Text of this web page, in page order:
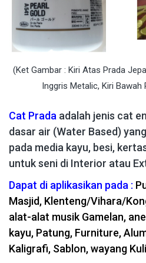
(Ket Gambar : Kiri Atas Prada
Inggris Metalic, Kiri Bawah
Cat Prada adalah jenis cat
dasar air (Water Based)
pada media kayu, besi,
untuk seni di Interior atau
Dapat di aplikasikan pada :
Masjid, Klenteng/Vihara/
alat-alat musik Gamelan,
kayu, Patung, Furniture,
Kaligrafi, Sablon, wayang